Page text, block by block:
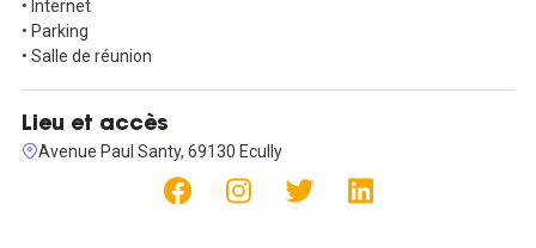
enrichir ses compétences, des petits-déjeuners et déjeuners
réseau, du réseau des coworkers, du coworking, etc...
Le contrat est sans engagement avec un préavis de deux mois.
Contactez-nous vite et nous organiserons une visite !
• Internet
• Parking
• Salle de réunion
Lieu et accès
Avenue Paul Santy, 69130 Ecully